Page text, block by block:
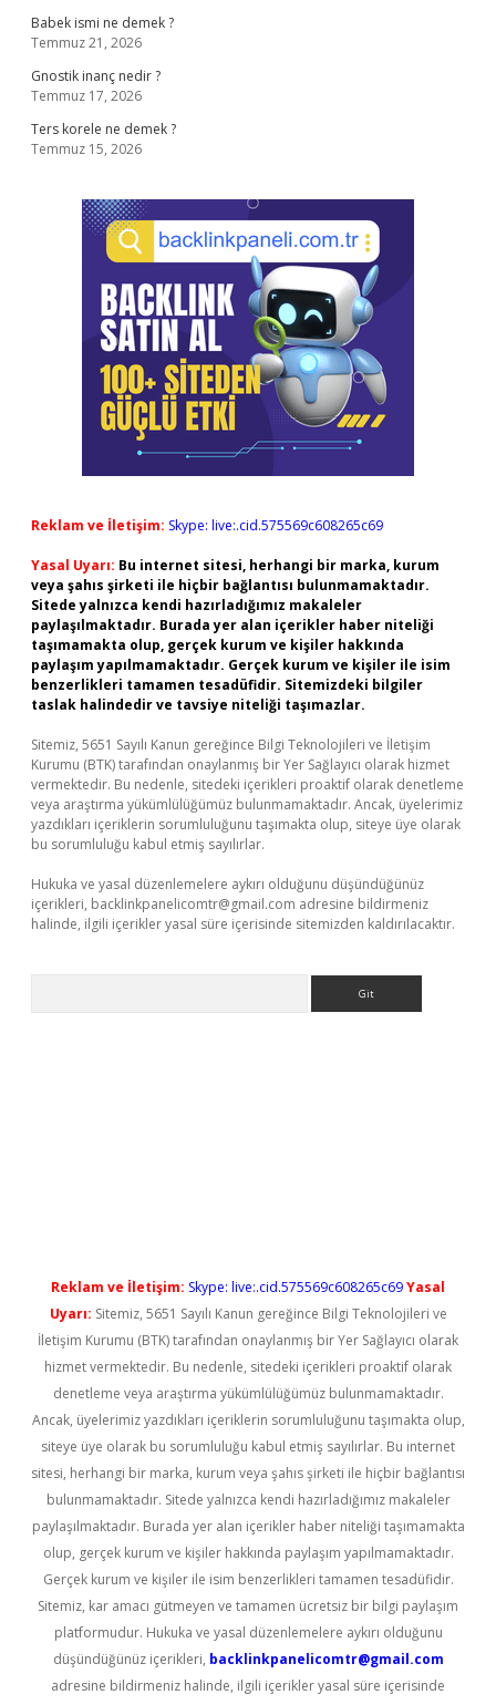
Babek ismi ne demek ?
Temmuz 21, 2026
Gnostik inanç nedir ?
Temmuz 17, 2026
Ters korele ne demek ?
Temmuz 15, 2026
Reklam ve İletişim: Skype: live:.cid.575569c608265c69
Yasal Uyarı: Bu internet sitesi, herhangi bir marka, kurum
veya şahıs şirketi ile hiçbir bağlantısı bulunmamaktadır.
Sitede yalnızca kendi hazırladığımız makaleler
paylaşılmaktadır. Burada yer alan içerikler haber niteliği
taşımamakta olup, gerçek kurum ve kişiler hakkında
paylaşım yapılmamaktadır. Gerçek kurum ve kişiler ile isim
benzerlikleri tamamen tesadüfidir. Sitemizdeki bilgiler
taslak halindedir ve tavsiye niteliği taşımazlar.
Sitemiz, 5651 Sayılı Kanun gereğince Bilgi Teknolojileri ve İletişim
Kurumu (BTK) tarafından onaylanmış bir Yer Sağlayıcı olarak hizmet
vermektedir. Bu nedenle, sitedeki içerikleri proaktif olarak denetleme
veya araştırma yükümlülüğümüz bulunmamaktadır. Ancak, üyelerimiz
yazdıkları içeriklerin sorumluluğunu taşımakta olup, siteye üye olarak
bu sorumluluğu kabul etmiş sayılırlar.
Hukuka ve yasal düzenlemelere aykırı olduğunu düşündüğünüz
içerikleri, backlinkpanelicomtr@gmail.com adresine bildirmeniz
halinde, ilgili içerikler yasal süre içerisinde sitemizden kaldırılacaktır.
Reklam ve İletişim: Skype: live:.cid.575569c608265c69Yasal
Uyarı: Sitemiz, 5651 Sayılı Kanun gereğince Bilgi Teknolojileri ve
İletişim Kurumu (BTK) tarafından onaylanmış bir Yer Sağlayıcı olarak
hizmet vermektedir. Bu nedenle, sitedeki içerikleri proaktif olarak
denetleme veya araştırma yükümlülüğümüz bulunmamaktadır.
Ancak, üyelerimiz yazdıkları içeriklerin sorumluluğunu taşımakta olup,
siteye üye olarak bu sorumluluğu kabul etmiş sayılırlar. Bu internet
sitesi, herhangi bir marka, kurum veya şahıs şirketi ile hiçbir bağlantısı
bulunmamaktadır. Sitede yalnızca kendi hazırladığımız makaleler
paylaşılmaktadır. Burada yer alan içerikler haber niteliği taşımamakta
olup, gerçek kurum ve kişiler hakkında paylaşım yapılmamaktadır.
Gerçek kurum ve kişiler ile isim benzerlikleri tamamen tesadüfidir.
Sitemiz, kar amacı gütmeyen ve tamamen ücretsiz bir bilgi paylaşım
platformudur. Hukuka ve yasal düzenlemelere aykırı olduğunu
düşündüğünüz içerikleri, backlinkpanelicomtr@gmail.com
adresine bildirmeniz halinde, ilgili içerikler yasal süre içerisinde